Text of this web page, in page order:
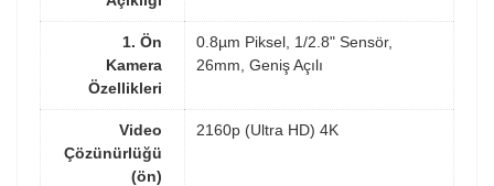
1. Ön
Kamera
Özellikleri
0.8µm Piksel, 1/2.8" Sensör,
26mm, Geniş Açılı
Video
Çözünürlüğü
(ön)
2160p (Ultra HD) 4K